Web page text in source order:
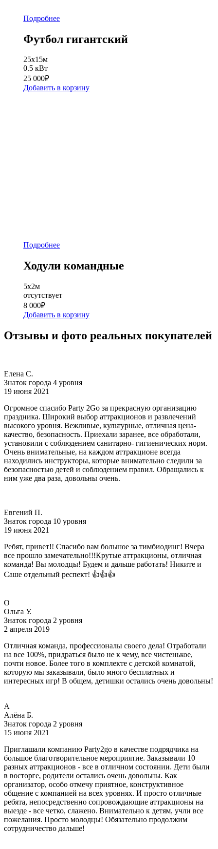
Подробнее
Футбол гигантский
25x15м
0.5 кВт
25 000₽
Добавить в корзину
Подробнее
Ходули командные
5х2м
отсутствует
8 000₽
Добавить в корзину
Отзывы и фото реальных покупателей
Елена С.
Знаток города 4 уровня
19 июня 2021
Огромное спасибо Party 2Go за прекрасную организацию
праздника. Широкий выбор аттракционов и развлечений
высокого уровня. Вежливые, культурные, отличная цена-
качество, безопасность. Приехали заранее, все обработали,
установили с соблюдением санитарно- гигиенических норм.
Очень внимательные, на каждом аттракционе всегда
находились инструкторы, которые внимательно следили за
безопасностью детей и соблюдением правил. Обращались к
ним уже два раза, довольны очень.
Евгений П.
Знаток города 10 уровня
19 июня 2021
Ребят, привет!! Спасибо вам большое за тимбиодинг! Вчера
все прошло замечательно!!!Крутые аттракционы, отличная
команда! Вы молодцы! Будем и дальше работать! Никите и
Саше отдельный респект! 👍👍👍
O
Ольга У.
Знаток города 2 уровня
2 апреля 2019
Отличная команда, профессионалы своего дела! Отработали
на все 100%, придраться было не к чему, все чистенькое,
почти новое. Более того в комплекте с детской комнатой,
которую мы заказывали, было много бесплатных и
интересных игр! В общем, детишки остались очень довольны!
А
Алёна Б.
Знаток города 2 уровня
15 июня 2021
Приглашали компанию Party2go в качестве подрядчика на
большое благотворительное мероприятие. Заказывали 10
разных аттракционов - все в отличном состоянии. Дети были
в восторге, родители остались очень довольны. Как
организатор, особо отмечу приятное, конструктивное
общение с компанией на всех уровнях. И просто отличные
ребята, непосредственно сопровождающие аттракционы на
выезде - все четко, слажено. Внимательно к детям, учли все
пожелания. Просто молодцы! Обязательно продолжим
сотрудничество дальше!